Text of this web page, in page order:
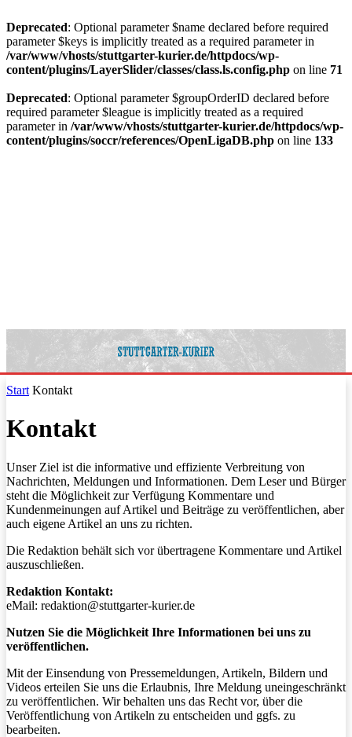
Deprecated: Optional parameter $name declared before required
parameter $keys is implicitly treated as a required parameter in
/var/www/vhosts/stuttgarter-kurier.de/httpdocs/wp-
content/plugins/LayerSlider/classes/class.ls.config.php on line 71
Deprecated: Optional parameter $groupOrderID declared before
required parameter $league is implicitly treated as a required
parameter in /var/www/vhosts/stuttgarter-kurier.de/httpdocs/wp-
content/plugins/soccr/references/OpenLigaDB.php on line 133
Start Kontakt
Kontakt
Unser Ziel ist die informative und effiziente Verbreitung von
Nachrichten, Meldungen und Informationen. Dem Leser und Bürger
steht die Möglichkeit zur Verfügung Kommentare und
Kundenmeinungen auf Artikel und Beiträge zu veröffentlichen, aber
auch eigene Artikel an uns zu richten.
Die Redaktion behält sich vor übertragene Kommentare und Artikel
auszuschließen.
Redaktion Kontakt:
eMail: redaktion@stuttgarter-kurier.de
Nutzen Sie die Möglichkeit Ihre Informationen bei uns zu
veröffentlichen.
Mit der Einsendung von Pressemeldungen, Artikeln, Bildern und
Videos erteilen Sie uns die Erlaubnis, Ihre Meldung uneingeschränkt
zu veröffentlichen. Wir behalten uns das Recht vor, über die
Veröffentlichung von Artikeln zu entscheiden und ggfs. zu
bearbeiten.